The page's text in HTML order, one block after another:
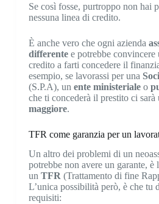
Se così fosse, purtroppo non hai
nessuna linea di credito.
È anche vero che ogni azienda
differente e potrebbe convincere
credito a farti concedere il
esempio, se lavorassi per una
(S.P.A), un ente ministerialeo
che ti concederà il prestito ci sarà
maggiore.
TFR come garanzia per un
Un altro dei problemi di un
potrebbe non avere un garante, è
un TFR (Trattamento di fine
L’unica possibilità però, è che tu
requisiti: